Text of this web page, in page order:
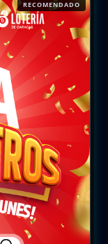
RECOMENDADO